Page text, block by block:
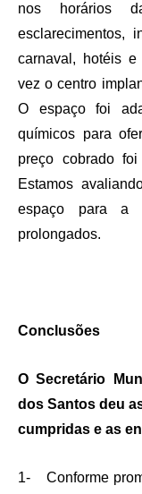
nos horários
esclarecimentos,
carnaval, hotéis e
vez o centro
O espaço foi
químicos para
preço cobrado
Estamos
espaço para a
prolongados.
Conclusões
O Secretário
dos Santos deu
cumpridas e as
1- Conforme